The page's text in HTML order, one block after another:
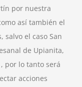
por nuestra
así también el
salvo el caso San
de Upianita,
por lo tanto será
acciones